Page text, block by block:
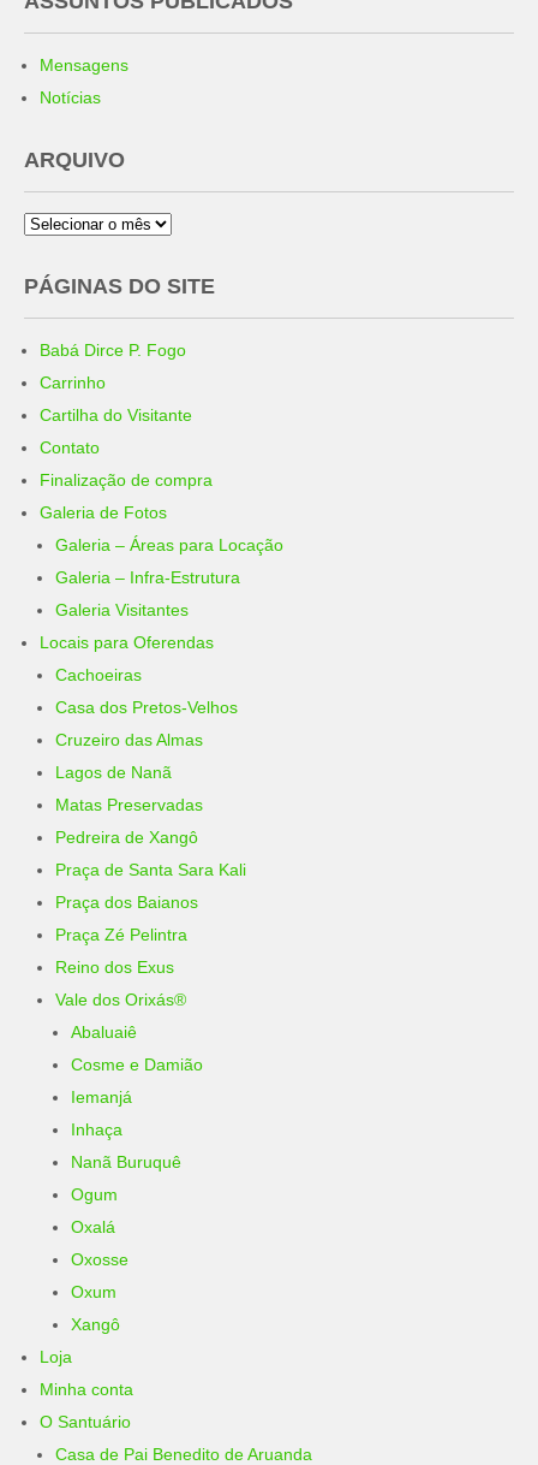
Mensagens
Notícias
ARQUIVO
Arquivo
PÁGINAS DO SITE
Babá Dirce P. Fogo
Carrinho
Cartilha do Visitante
Contato
Finalização de compra
Galeria de Fotos
Galeria – Áreas para Locação
Galeria – Infra-Estrutura
Galeria Visitantes
Locais para Oferendas
Cachoeiras
Casa dos Pretos-Velhos
Cruzeiro das Almas
Lagos de Nanã
Matas Preservadas
Pedreira de Xangô
Praça de Santa Sara Kali
Praça dos Baianos
Praça Zé Pelintra
Reino dos Exus
Vale dos Orixás®
Abaluaiê
Cosme e Damião
Iemanjá
Inhaça
Nanã Buruquê
Ogum
Oxalá
Oxosse
Oxum
Xangô
Loja
Minha conta
O Santuário
Casa de Pai Benedito de Aruanda